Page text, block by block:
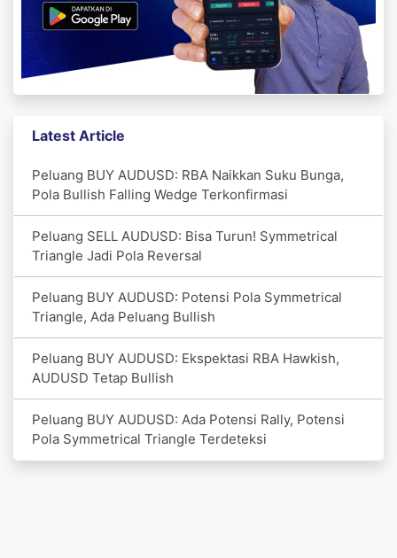
Latest Article
Peluang BUY AUDUSD: RBA Naikkan Suku Bunga,
Pola Bullish Falling Wedge Terkonfirmasi
Peluang SELL AUDUSD: Bisa Turun! Symmetrical
Triangle Jadi Pola Reversal
Peluang BUY AUDUSD: Potensi Pola Symmetrical
Triangle, Ada Peluang Bullish
Peluang BUY AUDUSD: Ekspektasi RBA Hawkish,
AUDUSD Tetap Bullish
Peluang BUY AUDUSD: Ada Potensi Rally, Potensi
Pola Symmetrical Triangle Terdeteksi